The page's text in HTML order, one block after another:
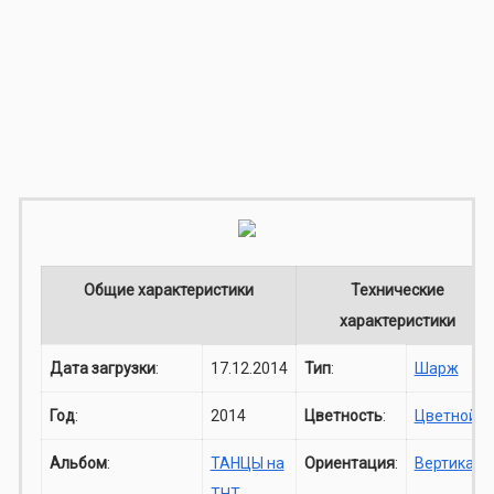
Общие характеристики
Технические
характеристики
Дата загрузки: 17.12.2014 Тип: Шарж
Год: 2014 Цветность: Цветной
Альбом:
ТАНЦЫ на
Ориентация: Вертикаль